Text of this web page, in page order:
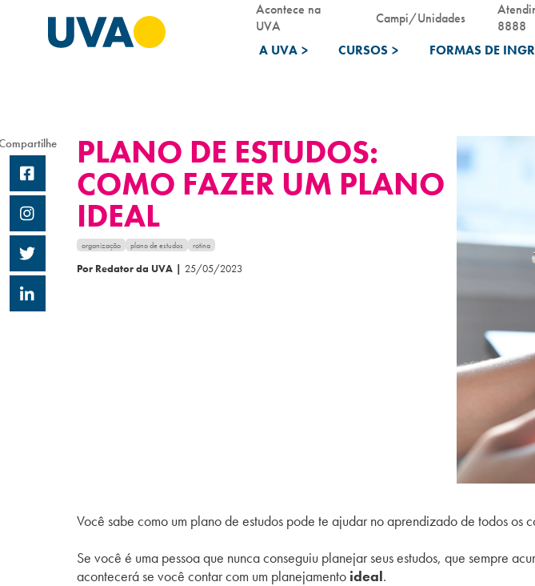
A UVA > CURSOS > FORMAS DE
Acontece na
UVA
Campi/Unidades
8888
PLANO DE ESTUDOS:
COMO FAZER UM PLANO
IDEAL
organização plano de estudos rotina
Por Redator da UVA | 25/05/2023
Você sabe como um plano de estudos pode te ajudar no aprendizado de todos os
Se você é uma pessoa que nunca conseguiu planejar seus estudos, que sempre
acontecerá se você contar com um planejamento ideal.